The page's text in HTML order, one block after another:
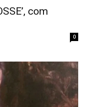
com
0